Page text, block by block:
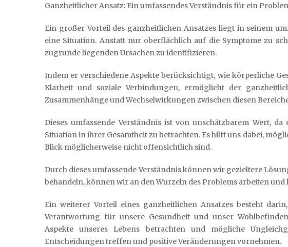
Ganzheitlicher Ansatz: Ein umfassendes Verständnis für ein
Ein großer Vorteil des ganzheitlichen Ansatzes liegt in seinem
eine Situation. Anstatt nur oberflächlich auf die Symptome zu
zugrunde liegenden Ursachen zu identifizieren.
Indem er verschiedene Aspekte berücksichtigt, wie körperliche
Klarheit und soziale Verbindungen, ermöglicht der
Zusammenhänge und Wechselwirkungen zwischen diesen
Dieses umfassende Verständnis ist von unschätzbarem Wert,
Situation in ihrer Gesamtheit zu betrachten. Es hilft uns dabei,
Blick möglicherweise nicht offensichtlich sind.
Durch dieses umfassende Verständnis können wir gezieltere
behandeln, können wir an den Wurzeln des Problems arbeiten
Ein weiterer Vorteil eines ganzheitlichen Ansatzes besteht
Verantwortung für unsere Gesundheit und unser
Aspekte unseres Lebens betrachten und mögliche
Entscheidungen treffen und positive Veränderungen vornehmen.